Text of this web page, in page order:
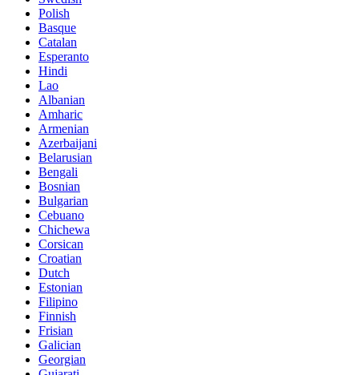
Polish
Basque
Catalan
Esperanto
Hindi
Lao
Albanian
Amharic
Armenian
Azerbaijani
Belarusian
Bengali
Bosnian
Bulgarian
Cebuano
Chichewa
Corsican
Croatian
Dutch
Estonian
Filipino
Finnish
Frisian
Galician
Georgian